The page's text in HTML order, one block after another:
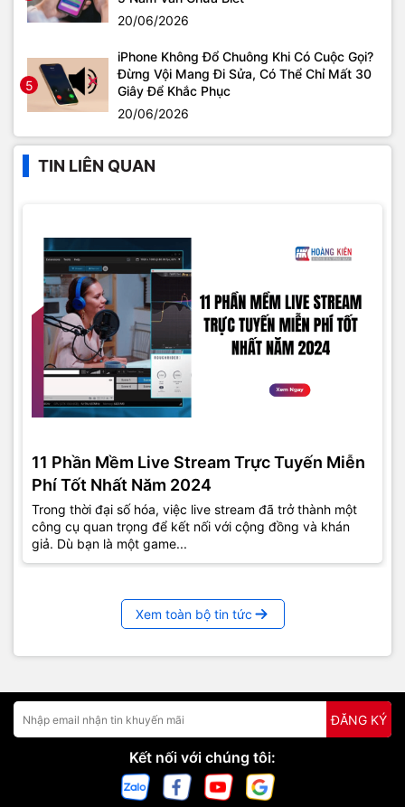
20/06/2026
5
iPhone Không Đổ Chuông Khi Có Cuộc Gọi?
Đừng Vội Mang Đi Sửa, Có Thể Chỉ Mất 30
Giây Để Khắc Phục
20/06/2026
TIN LIÊN QUAN
11 Phần Mềm Live Stream Trực Tuyến Miễn
Phí Tốt Nhất Năm 2024
Trong thời đại số hóa, việc live stream đã trở thành một
công cụ quan trọng để kết nối với cộng đồng và khán
giả. Dù bạn là một game...
Xem toàn bộ tin tức
ĐĂNG KÝ
Kết nối với chúng tôi: